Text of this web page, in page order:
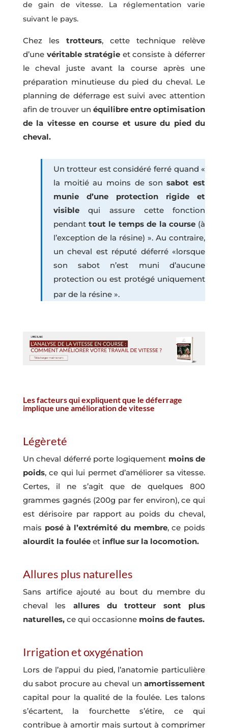
de gain de vitesse. La réglementation varie
suivant le pays.
Chez les trotteurs, cette technique relève
d’une véritable stratégieet consiste à déferrer
le cheval juste avant la course après une
préparation minutieuse du pied du cheval. Le
planning de déferrage est suivi avec attention
afin de trouver unéquilibre entre optimisation
de la vitesse en course et usure du pied du
cheval.
Un trotteur est considéré ferré quand «
la moitié au moins de sonsabot est
munie d’une protection rigide et
visiblequi assure cette fonction
pendanttout le temps de la course(à
l’exception de la résine) ». Au contraire,
un cheval est réputé déferré «lorsque
son sabot n’est muni d’aucune
protection ou est protégé uniquement
par de la résine ».
Les facteurs qui expliquent que le déferrage
implique une amélioration de vitesse
Légèreté
Un cheval déferré porte logiquement moins de
poids, ce qui lui permet d’améliorer sa vitesse.
Certes, il ne s’agit que de quelques 800
grammes gagnés (200g par fer environ), ce qui
est dérisoire par rapport au poids du cheval,
mais posé à l’extrémité du membre, ce poids
alourdit la fouléeet influe sur la locomotion.
Allures plus naturelles
Sans artifice ajouté au bout du membre du
cheval les allures du trotteur sont plus
naturelles,ce qui occasionne moins de fautes.
Irrigation et oxygénation
Lors de l’appui du pied, l’anatomie particulière
du sabot procure au cheval unamortissement
capital pour la qualité de la foulée. Les talons
s’écartent, la fourchette s’étire, ce qui
contribue à amortir mais surtout à comprimer